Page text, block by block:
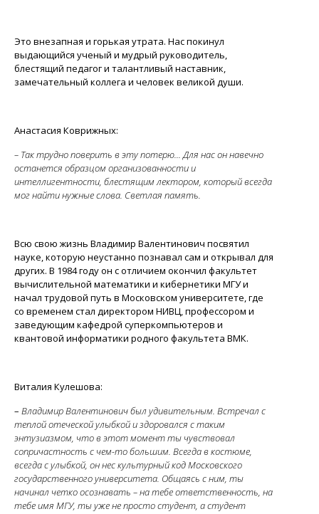
Это внезапная и горькая утрата. Нас покинул
выдающийся ученый и мудрый руководитель,
блестящий педагог и талантливый наставник,
замечательный коллега и человек великой души.
Анастасия Коврижных:
– Так трудно поверить в эту потерю... Для нас он навечно
останется образцом организованности и
интеллигентности, блестящим лектором, который всегда
мог найти нужные слова. Светлая память.
Всю свою жизнь Владимир Валентинович посвятил
науке, которую неустанно познавал сам и открывал для
других. В 1984 году он с отличием окончил факультет
вычислительной математики и кибернетики МГУ и
начал трудовой путь в Московском университете, где
со временем стал директором НИВЦ, профессором и
заведующим кафедрой суперкомпьютеров и
квантовой информатики родного факультета ВМК.
Виталия Кулешова:
– Владимир Валентинович был удивительным. Встречал с
теплой отеческой улыбкой и здоровался с таким
энтузиазмом, что в этот момент ты чувствовал
сопричастность с чем-то большим. Всегда в костюме,
всегда с улыбкой, он нес культурный код Московского
государственного университета. Общаясь с ним, ты
начинал четко осознавать – на тебе ответственность, на
тебе имя МГУ, ты уже не просто студент, а студент